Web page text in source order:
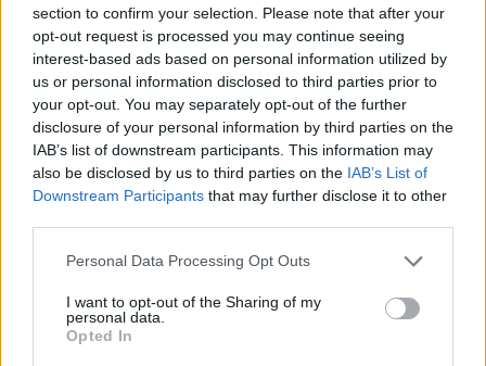
section to confirm your selection. Please note that after your
opt-out request is processed you may continue seeing
interest-based ads based on personal information utilized by
us or personal information disclosed to third parties prior to
your opt-out. You may separately opt-out of the further
disclosure of your personal information by third parties on the
IAB’s list of downstream participants. This information may
also be disclosed by us to third parties on the IAB’s List of
Downstream Participants that may further disclose it to other
Personal Data Processing Opt Outs
I want to opt-out of the Sharing of my
personal data.
Opted In
La Bce rivede al ribasso le stime
della crescita europea
11/09/2011
Francoforte non è infallibile
11/09/2011
Trichet: Stark si è dimesso per
motivi personali
11/09/2011